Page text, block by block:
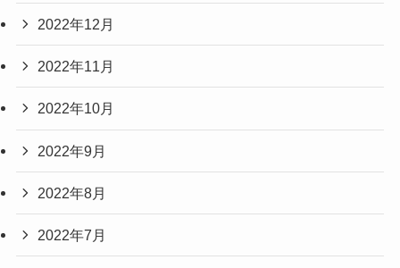
2022年12月
2022年11月
2022年10月
2022年9月
2022年8月
2022年7月